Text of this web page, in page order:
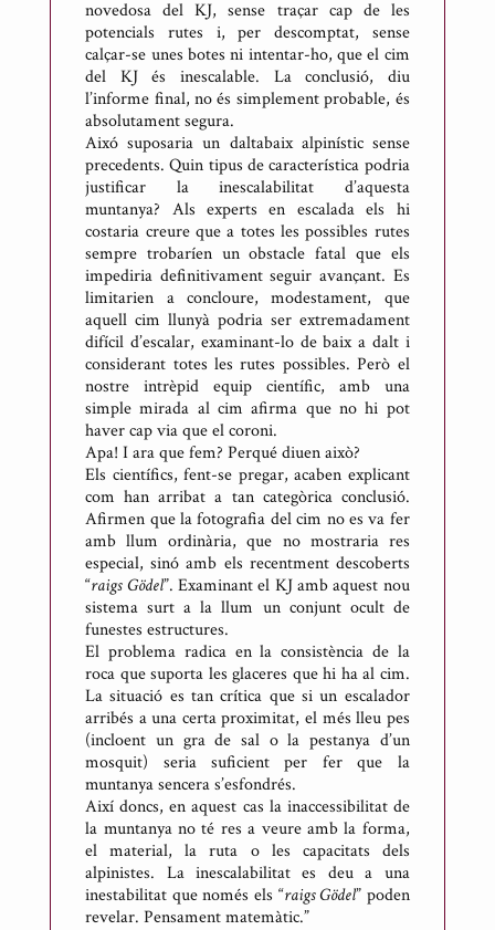
novedosa del KJ, sense traçar cap de les
potencials rutes i, per descomptat, sense
calçar-se unes botes ni intentar-ho, que el cim
del KJ és inescalable. La conclusió, diu
l’informe final, no és simplement probable, és
absolutament segura.
Aixó suposaria un daltabaix alpinístic sense
precedents. Quin tipus de característica podria
justificar la inescalabilitat d’aquesta
muntanya? Als experts en escalada els hi
costaria creure que a totes les possibles rutes
sempre trobaríen un obstacle fatal que els
impediria definitivament seguir avançant. Es
limitarien a concloure, modestament, que
aquell cim llunyà podria ser extremadament
difícil d’escalar, examinant-lo de baix a dalt i
considerant totes les rutes possibles. Però el
nostre intrèpid equip científic, amb una
simple mirada al cim afirma que no hi pot
haver cap via que el coroni.
Apa! I ara que fem? Perqué diuen això?
Els científics, fent-se pregar, acaben explicant
com han arribat a tan categòrica conclusió.
Afirmen que la fotografia del cim no es va fer
amb llum ordinària, que no mostraria res
especial, sinó amb els recentment descoberts
“raigs Gödel”. Examinant el KJ amb aquest nou
sistema surt a la llum un conjunt ocult de
funestes estructures.
El problema radica en la consistència de la
roca que suporta les glaceres que hi ha al cim.
La situació es tan crítica que si un escalador
arribés a una certa proximitat, el més lleu pes
(incloent un gra de sal o la pestanya d’un
mosquit) seria suficient per fer que la
muntanya sencera s’esfondrés.
Així doncs, en aquest cas la inaccessibilitat de
la muntanya no té res a veure amb la forma,
el material, la ruta o les capacitats dels
alpinistes. La inescalabilitat es deu a una
inestabilitat que només els “raigs Gödel” poden
revelar. Pensament matemàtic.”